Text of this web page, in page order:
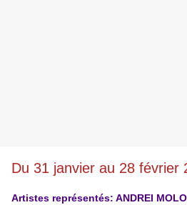
Du 31 janvier au 28 février
Artistes représentés: ANDREI